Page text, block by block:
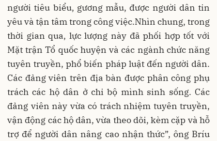
người tiêu biểu, gương mẫu, được người dân tin
yêu và tận tâm trong công việc.Nhìn chung, trong
thời gian qua, lực lượng này đã phối hợp tốt với
Mặt trận Tổ quốc huyện và các ngành chức năng
tuyên truyền, phổ biến pháp luật đến người dân.
Các đảng viên trên địa bàn được phân công phụ
trách các hộ dân ở chi bộ mình sinh sống. Các
đảng viên này vừa có trách nhiệm tuyên truyền,
vận động các hộ dân, vừa theo dõi, kèm cặp và hỗ
trợ để người dân nâng cao nhận thức”, ông Bríu